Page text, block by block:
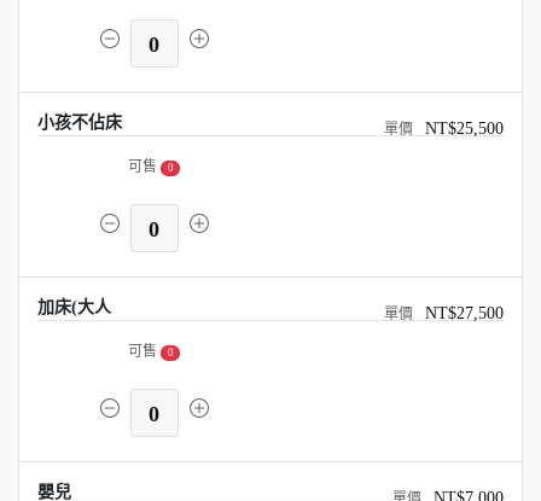
0
小孩不佔床 NT$25,500
可售 0
0
加床(大人 NT$27,500
可售 0
0
嬰兒